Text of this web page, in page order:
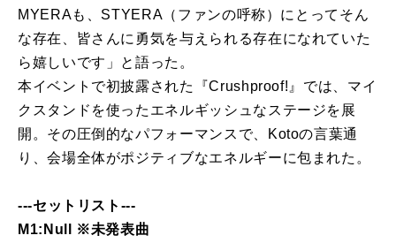
MYERAも、STYERA（ファンの呼称）にとってそん
な存在、皆さんに勇気を与えられる存在になれていた
ら嬉しいです」と語った。
本イベントで初披露された『Crushproof!』では、マイ
クスタンドを使ったエネルギッシュなステージを展
開。その圧倒的なパフォーマンスで、Kotoの言葉通
り、会場全体がポジティブなエネルギーに包まれた。
---セットリスト---
M1:Null ※未発表曲